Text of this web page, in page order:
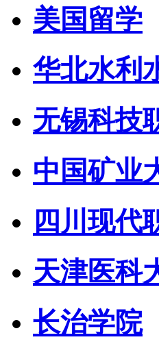
美国留学
华北水利
无锡科技
中国矿业
四川现代
天津医科
长治学院